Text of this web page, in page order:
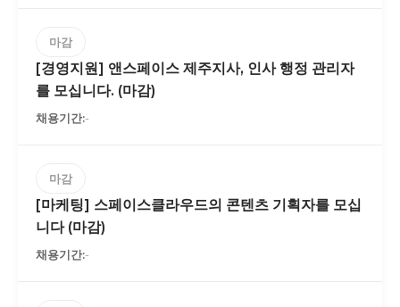
마감
[경영지원] 앤스페이스 제주지사, 인사 행정 관리자
를 모십니다. (마감)
-
마감
[마케팅] 스페이스클라우드의 콘텐츠 기획자를 모십
니다 (마감)
-